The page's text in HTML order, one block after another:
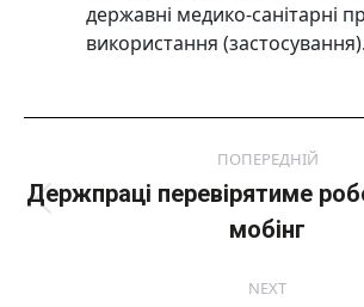
державні медико-санітарні
використання (застосування).
ПОПЕРЕДНІЙ
пост:
Держпраці перевірятиме
мобінг
NEXT